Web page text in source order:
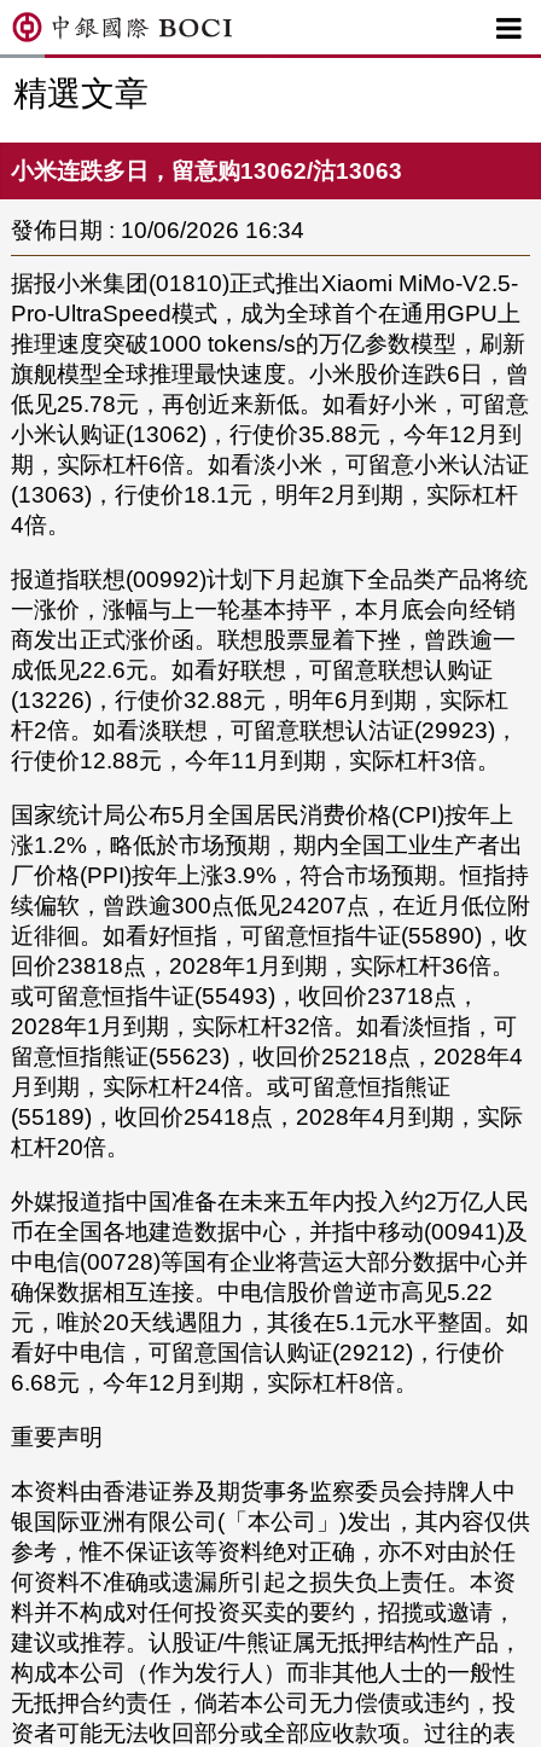

精選文章
小米连跌多日，留意购13062/沽13063
發佈日期 : 10/06/2026 16:34
据报小米集团(01810)正式推出Xiaomi MiMo-V2.5-
Pro-UltraSpeed模式，成为全球首个在通用GPU上
推理速度突破1000 tokens/s的万亿参数模型，刷新
旗舰模型全球推理最快速度。小米股价连跌6日，曾
低见25.78元，再创近来新低。如看好小米，可留意
小米认购证(13062)，行使价35.88元，今年12月到
期，实际杠杆6倍。如看淡小米，可留意小米认沽证
(13063)，行使价18.1元，明年2月到期，实际杠杆
4倍。
报道指联想(00992)计划下月起旗下全品类产品将统
一涨价，涨幅与上一轮基本持平，本月底会向经销
商发出正式涨价函。联想股票显着下挫，曾跌逾一
成低见22.6元。如看好联想，可留意联想认购证
(13226)，行使价32.88元，明年6月到期，实际杠
杆2倍。如看淡联想，可留意联想认沽证(29923)，
行使价12.88元，今年11月到期，实际杠杆3倍。
国家统计局公布5月全国居民消费价格(CPI)按年上
涨1.2%，略低於市场预期，期内全国工业生产者出
厂价格(PPI)按年上涨3.9%，符合市场预期。恒指持
续偏软，曾跌逾300点低见24207点，在近月低位附
近徘徊。如看好恒指，可留意恒指牛证(55890)，收
回价23818点，2028年1月到期，实际杠杆36倍。
或可留意恒指牛证(55493)，收回价23718点，
2028年1月到期，实际杠杆32倍。如看淡恒指，可
留意恒指熊证(55623)，收回价25218点，2028年4
月到期，实际杠杆24倍。或可留意恒指熊证
(55189)，收回价25418点，2028年4月到期，实际
杠杆20倍。
外媒报道指中国准备在未来五年内投入约2万亿人民
币在全国各地建造数据中心，并指中移动(00941)及
中电信(00728)等国有企业将营运大部分数据中心并
确保数据相互连接。中电信股价曾逆市高见5.22
元，唯於20天线遇阻力，其後在5.1元水平整固。如
看好中电信，可留意国信认购证(29212)，行使价
6.68元，今年12月到期，实际杠杆8倍。
重要声明
本资料由香港证券及期货事务监察委员会持牌人中
银国际亚洲有限公司(「本公司」)发出，其内容仅供
参考，惟不保证该等资料绝对正确，亦不对由於任
何资料不准确或遗漏所引起之损失负上责任。本资
料并不构成对任何投资买卖的要约，招揽或邀请，
建议或推荐。认股证/牛熊证属无抵押结构性产品，
构成本公司（作为发行人）而非其他人士的一般性
无抵押合约责任，倘若本公司无力偿债或违约，投
资者可能无法收回部分或全部应收款项。过往的表